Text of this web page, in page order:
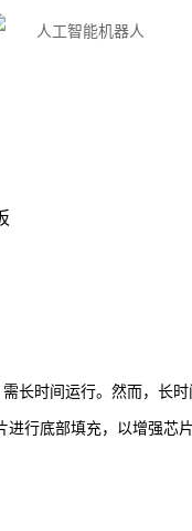
长时间运行。然而，长
进行底部填充，以增强芯